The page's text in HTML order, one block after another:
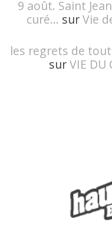
9 août. Saint
curé... surVie
les regrets de
surVIE DU